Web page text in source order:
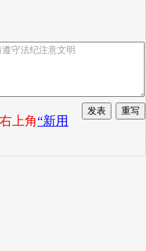
上角“新用